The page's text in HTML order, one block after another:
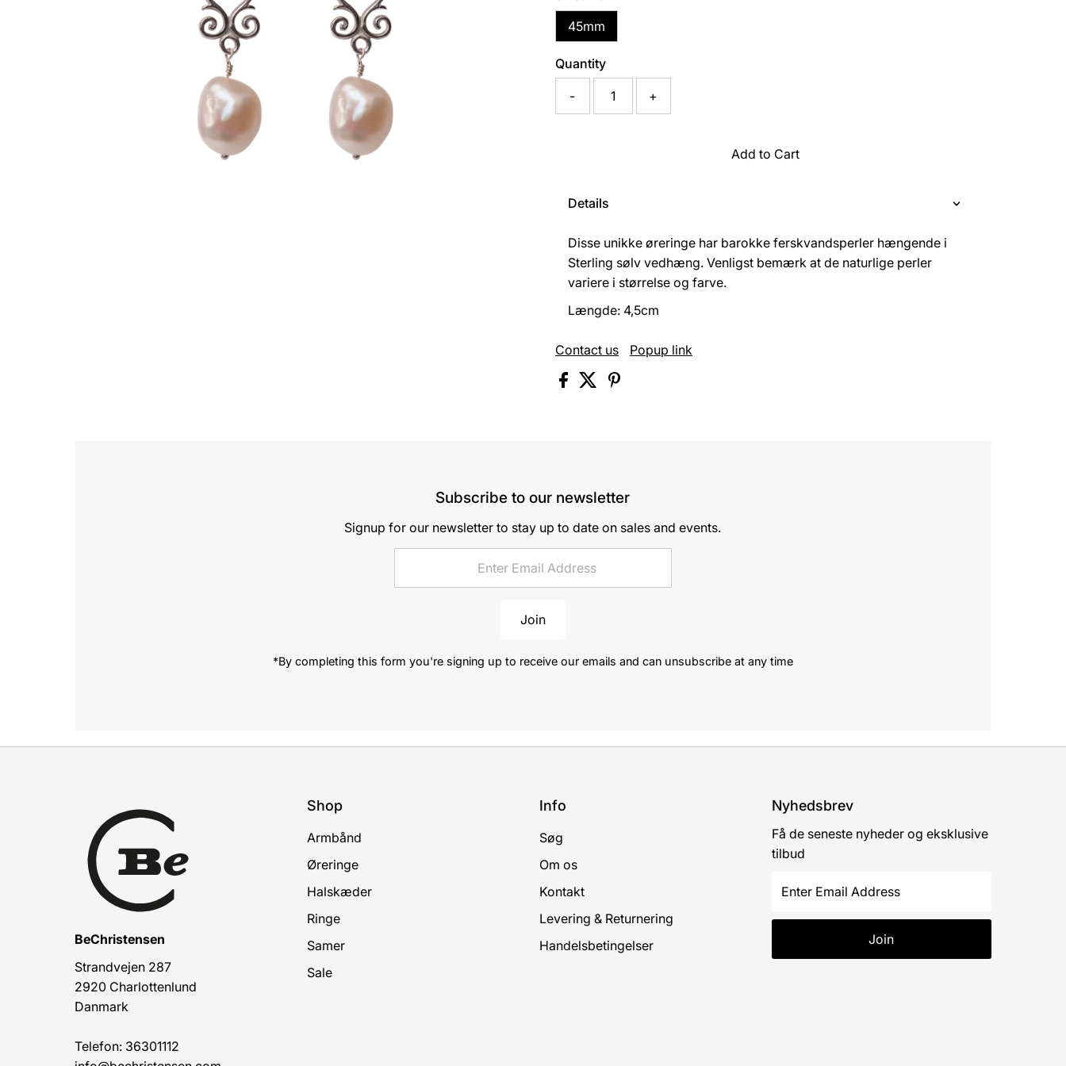
45mm
Quantity
- +
Add to Cart
Details
Disse unikke øreringe har barokke ferskvandsperler hængende i
Sterling sølv vedhæng. Venligst bemærk at de naturlige perler
variere i størrelse og farve.
Længde: 4,5cm
Contact us Popup link
Subscribe to our newsletter
Signup for our newsletter to stay up to date on sales and events.
Join
*By completing this form you're signing up to receive our emails and can unsubscribe at any time
BeChristensen
Strandvejen 287
2920 Charlottenlund
Danmark
Telefon: 36301112
Shop
Armbånd
Øreringe
Halskæder
Ringe
Samer
Sale
Info
Søg
Om os
Kontakt
Levering & Returnering
Handelsbetingelser
Nyhedsbrev
Få de seneste nyheder og eksklusive
tilbud
Email
Address
Join